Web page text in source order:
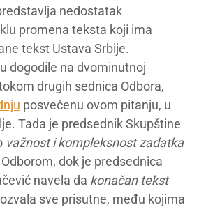
nedostatak
promena teksta koji ima
tekst Ustava Srbije.
dogodile na dvominutnoj
drugih sednica Odbora,
posvećenu ovom pitanju, u
Tada je predsednik Skupštine
važnost i kompleksnost zadatka
dok je predsednica
navela da konačan tekst
sve prisutne, među kojima